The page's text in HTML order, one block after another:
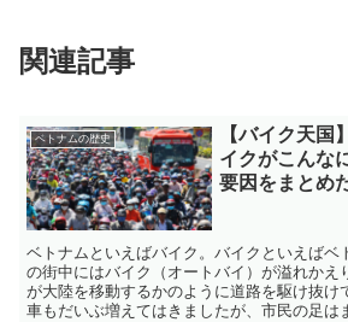
関連記事
ベトナムの歴史
【バイク天国
イクがこんな
要因をまとめ
ベトナムといえばバイク。バイクといえばベ
の街中にはバイク（オートバイ）が溢れかえ
が大陸を移動するかのように道路を駆け抜け
車もだいぶ増えてはきましたが、市民の足は